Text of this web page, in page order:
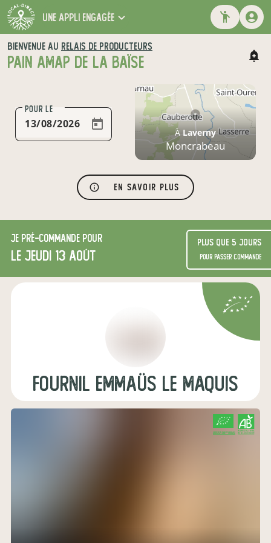
une appli engagée
BIENVENUE AU RELAIS DE PRODUCTEURS
PAIN AMAP DE LA BAÏSE
POUR LE
En savoir plus
ÀLaverny
Moncrabeau
Je pré-commande pour
le jeudi 13 août
Plus que 5 jours
pour passer commande
Fournil Emmaüs Le Maquis
CERTIFIÉ PAR FR-BIO-01
AGRICULTURE FRANCE